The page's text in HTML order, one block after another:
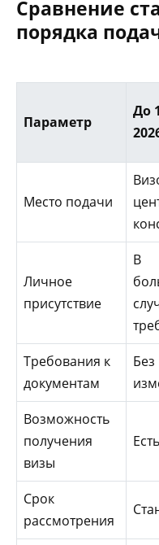
Сравнение
порядка
Параметр
До
Место подачи
Личное
присутствие
В
Требования к
документам
Без
Возможность
получения
визы
Есть
Срок
рассмотрения